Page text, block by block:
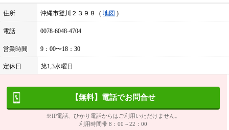
住所 沖縄市登川２３９８ 地図
電話 0078-6048-4704
営業時間 9：00〜18：30
定休日 第1,3水曜日
【無料】電話でお問合せ
※IP電話、ひかり電話からはご利用いただけません。
利用時間帯 8：00～22：00